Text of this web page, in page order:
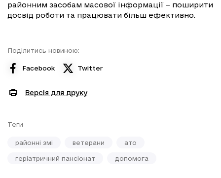
районним засобам масової інформації – поширити
досвід роботи та працювати більш ефективно.
Поділитись новиною:
Facebook Twitter
Версія для друку
Теги
районні змі ветерани ато
геріатричний пансіонат допомога